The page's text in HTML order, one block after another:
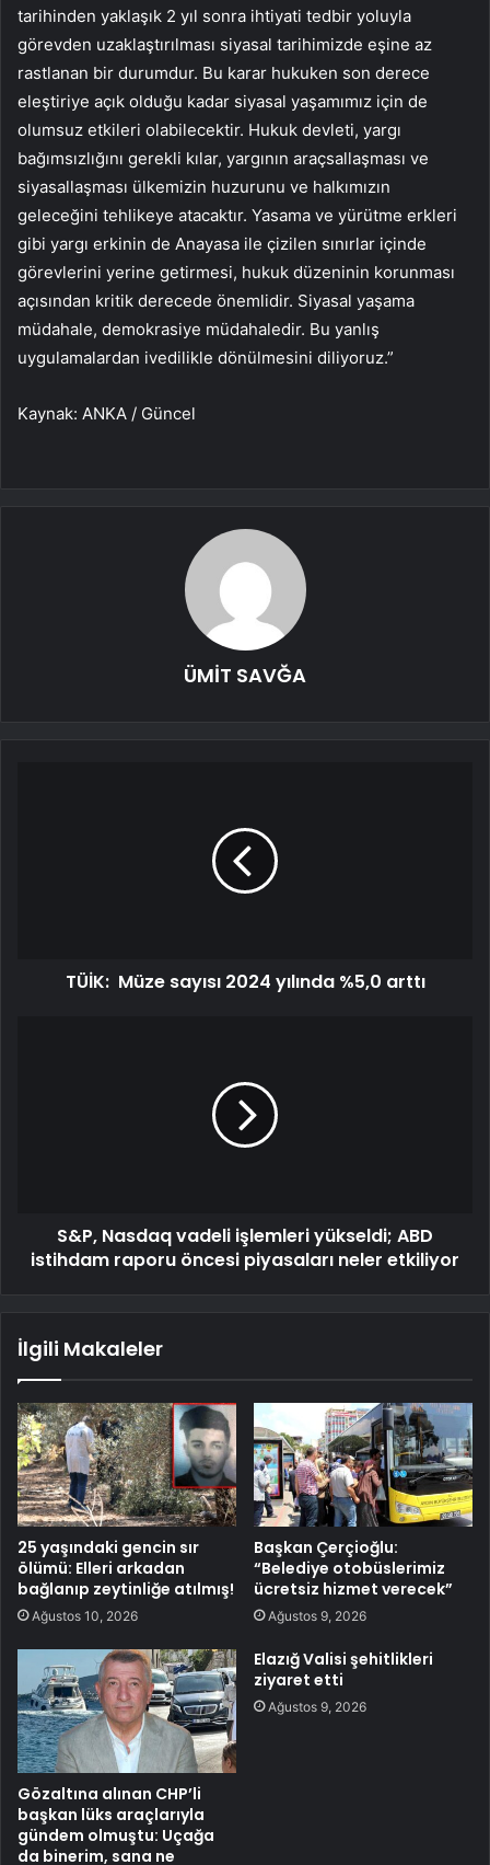
tarihinden yaklaşık 2 yıl sonra ihtiyati tedbir yoluyla
görevden uzaklaştırılması siyasal tarihimizde eşine az
rastlanan bir durumdur. Bu karar hukuken son derece
eleştiriye açık olduğu kadar siyasal yaşamımız için de
olumsuz etkileri olabilecektir. Hukuk devleti, yargı
bağımsızlığını gerekli kılar, yargının araçsallaşması ve
siyasallaşması ülkemizin huzurunu ve halkımızın
geleceğini tehlikeye atacaktır. Yasama ve yürütme erkleri
gibi yargı erkinin de Anayasa ile çizilen sınırlar içinde
görevlerini yerine getirmesi, hukuk düzeninin korunması
açısından kritik derecede önemlidir. Siyasal yaşama
müdahale, demokrasiye müdahaledir. Bu yanlış
uygulamalardan ivedilikle dönülmesini diliyoruz.”
Kaynak: ANKA / Güncel
ÜMİT SAVĞA
TÜİK: Müze sayısı 2024 yılında %5,0 arttı
S&P, Nasdaq vadeli işlemleri yükseldi; ABD
istihdam raporu öncesi piyasaları neler etkiliyor
İlgili Makaleler
25 yaşındaki gencin sır
ölümü: Elleri arkadan
bağlanıp zeytinliğe atılmış!
Ağustos 10, 2026
Başkan Çerçioğlu:
“Belediye otobüslerimiz
ücretsiz hizmet verecek”
Ağustos 9, 2026
Gözaltına alınan CHP’li
başkan lüks araçlarıyla
gündem olmuştu: Uçağa
da binerim, sana ne
Elazığ Valisi şehitlikleri
ziyaret etti
Ağustos 9, 2026